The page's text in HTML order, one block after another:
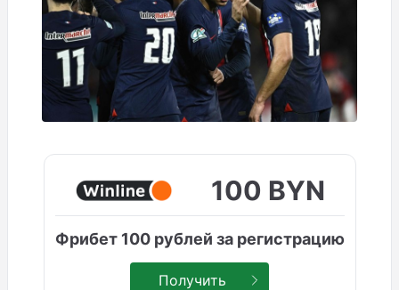
100 BYN
Фрибет 100 рублей за регистрацию
Получить